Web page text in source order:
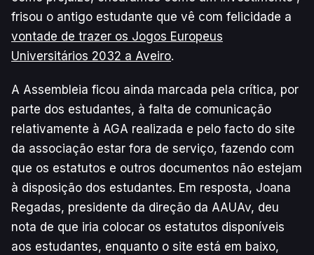
frisou o antigo estudante que vê com felicidade a
vontade de trazer os Jogos Europeus
Universitários 2032 a Aveiro.
A Assembleia ficou ainda marcada pela crítica, por
parte dos estudantes, à falta de comunicação
relativamente à AGA realizada e pelo facto do site
da associação estar fora de serviço, fazendo com
que os estatutos e outros documentos não estejam
à disposição dos estudantes. Em resposta, Joana
Regadas, presidente da direção da AAUAv, deu
nota de que iria colocar os estatutos disponíveis
aos estudantes, enquanto o site está em baixo,